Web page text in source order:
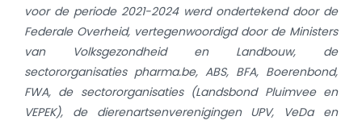
voor de periode 2021-2024 werd ondertekend door de
Federale Overheid, vertegenwoordigd door de Ministers
van Volksgezondheid en Landbouw, de
sectororganisaties pharma.be, ABS, BFA, Boerenbond,
FWA, de sectororganisaties (Landsbond Pluimvee en
VEPEK), de dierenartsenverenigingen UPV, VeDa en